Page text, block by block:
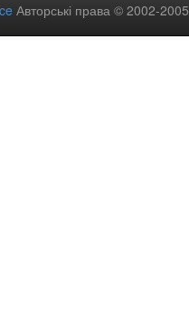
Авторські права © 2002-2005